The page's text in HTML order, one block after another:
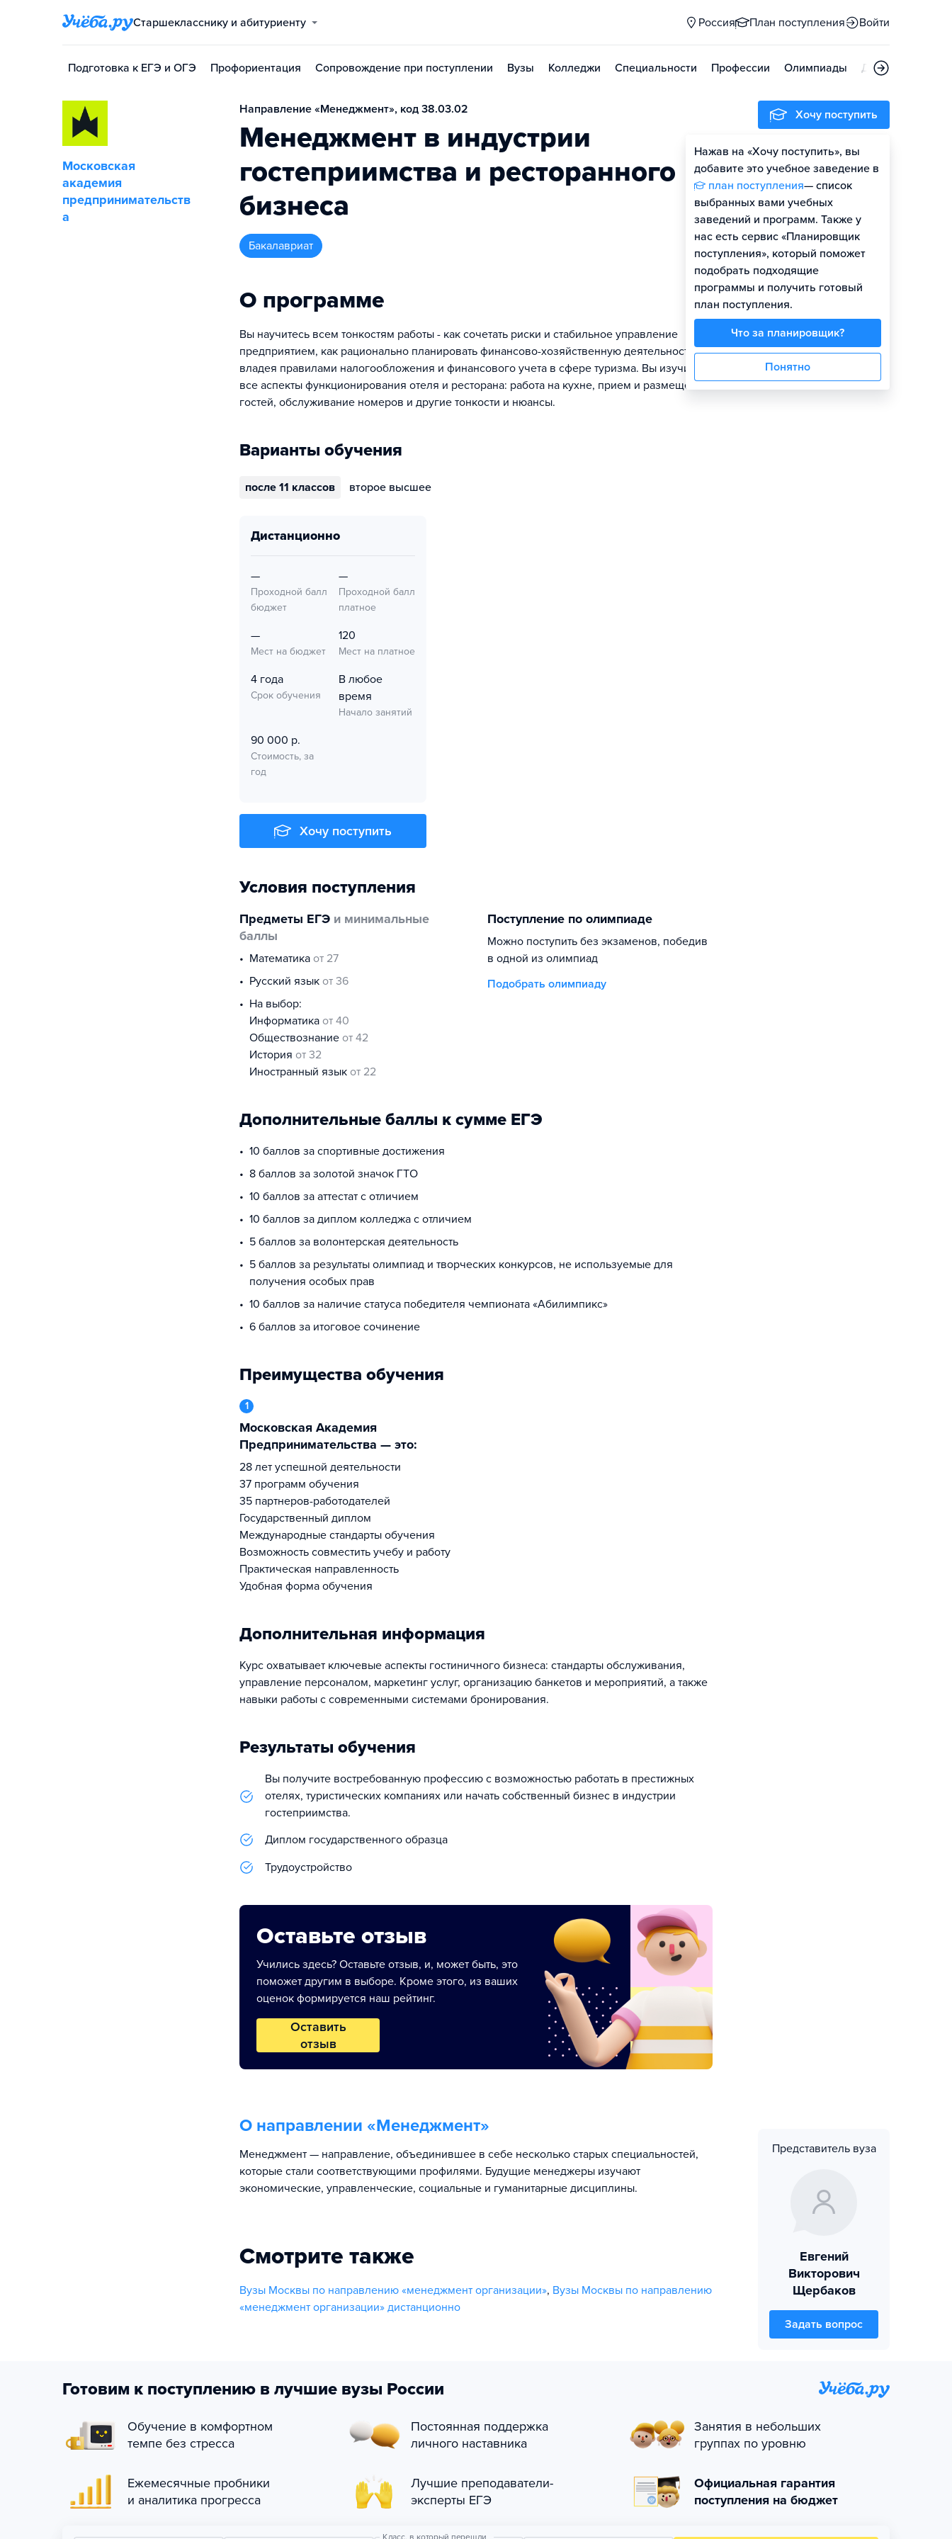
Старшекласснику и абитуриенту Россия План поступления Войти
Подготовка к ЕГЭ и ОГЭ Профориентация Сопровождение при поступлении Вузы Колледжи Специальности Профессии Олимпиады Дни открытых
Московская
академия
предпринимательств
а
Направление «Менеджмент», код 38.03.02
Менеджмент в индустрии
гостеприимства и ресторанного
бизнеса
бакалавриат
О программе
Вы научитесь всем тонкостям работы - как сочетать риски и стабильное управление
предприятием, как рационально планировать финансово-хозяйственную деятельность,
владея правилами налогообложения и финансового учета в сфере туризма. Вы изучите
все аспекты функционирования отеля и ресторана: работа на кухне, прием и размещение
гостей, обслуживание номеров и другие тонкости и нюансы.
Варианты обучения
после 11 классов второе высшее
дистанционно
—
Проходной балл
бюджет
—
Проходной балл
платное
—
Мест на бюджет
120
Мест на платное
4 года
Срок обучения
В любое
время
Начало занятий
90 000 р.
Стоимость, за
год
Хочу поступить
Условия поступления
Предметы ЕГЭ и минимальные
баллы
математика от 27
русский язык от 36
На выбор:
информатика от 40
обществознание от 42
история от 32
иностранный язык от 22
Поступление по олимпиаде
Можно поступить без экзаменов, победив
в одной из олимпиад
Подобрать олимпиаду
Дополнительные баллы к сумме ЕГЭ
10 баллов за спортивные достижения
8 баллов за золотой значок ГТО
10 баллов за аттестат с отличием
10 баллов за диплом колледжа с отличием
5 баллов за волонтерская деятельность
5 баллов за результаты олимпиад и творческих конкурсов, не используемые для
получения особых прав
10 баллов за наличие статуса победителя чемпионата «Абилимпикс»
6 баллов за итоговое сочинение
Преимущества обучения
1
Московская Академия
Предпринимательства — это:
28 лет успешной деятельности
37 программ обучения
35 партнеров-работодателей
Государственный диплом
Международные стандарты обучения
Возможность совместить учебу и работу
Практическая направленность
Удобная форма обучения
Дополнительная информация
Курс охватывает ключевые аспекты гостиничного бизнеса: стандарты обслуживания,
управление персоналом, маркетинг услуг, организацию банкетов и мероприятий, а также
навыки работы с современными системами бронирования.
Результаты обучения
Вы получите востребованную профессию с возможностью работать в престижных
отелях, туристических компаниях или начать собственный бизнес в индустрии
гостеприимства.
Диплом государственного образца
Трудоустройство
Оставьте отзыв
Учились здесь? Оставьте отзыв, и, может быть, это
поможет другим в выборе. Кроме этого, из ваших
оценок формируется наш рейтинг.
Оставить
отзыв
О направлении «Менеджмент»
Менеджмент — направление, объединившее в себе несколько старых специальностей,
которые стали соответствующими профилями. Будущие менеджеры изучают
экономические, управленческие, социальные и гуманитарные дисциплины.
Смотрите также
Вузы Москвы по направлению «менеджмент организации», Вузы Москвы по направлению
«менеджмент организации» дистанционно
Хочу поступить
Нажав на «Хочу поступить», вы
добавите это учебное заведение в
план поступления— список
выбранных вами учебных
заведений и программ. Также у
нас есть сервис «Планировщик
поступления», который поможет
подобрать подходящие
программы и получить готовый
план поступления.
Что за планировщик?
Понятно
Представитель вуза
Евгений
Викторович
Щербаков
Задать вопрос
Готовим к поступлению в лучшие вузы России
Обучение в комфортном
темпе без стресса
Постоянная поддержка
личного наставника
Занятия в небольших
группах по уровню
Ежемесячные пробники
и аналитика прогресса
Лучшие преподаватели-
эксперты ЕГЭ
Официальная гарантия
поступления на бюджет
Класс, в который перешли